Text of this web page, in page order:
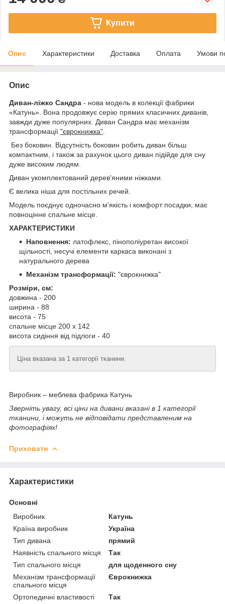
Купити
Опис Характеристики Доставка Оплата Умови
Опис
Диван-ліжко Сандра - нова модель в колекції фабрики
«Катунь». Вона продовжує серію прямих класичних диванів,
завжди дуже популярних. Диван Сандра має механізм
трансформації "єврокнижка"
Без боковин. Відсутність боковин робить диван більш
компактним, і також за рахунок цього диван підійде для сну
дуже високим людям.
Диван укомплектований дерев'яними ніжками.
Є велика ніша для постільних речей.
Модель поєднує одночасно м'якість і комфорт посадки, має
повноцінне спальне місце.
ХАРАКТЕРИСТИКИ
Наповнення: латофлекс, пінополіуретан високої
щільності, несучі елементи каркаса виконані з
натурального дерева
Механізм трансформації: "єврокнижка"
Розміри, см:
довжина - 200
ширина - 88
висота - 75
спальне місце 200 х 142
висота сидіння від підлоги - 40
Ціна вказана за 1 категорії тканини.
Виробник – меблева фабрика Катунь
Зверніть увагу, всі ціни на дивани вказані в 1 категорії
тканини, і можуть не відповідати представленим на
фотографіях!
Приховати
Характеристики
Основні
Виробник
Катунь
Країна виробник
Україна
Тип дивана
прямий
Наявність спального місця
Так
Тип спального місця
для щоденного сну
Механізм трансформації
спального місця
Єврокнижка
Ортопедичні властивості
Так